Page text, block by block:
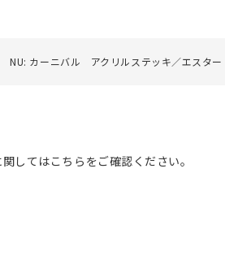
NU: カーニバル アクリルステッキ／エスター
してはこちらをご確認ください。